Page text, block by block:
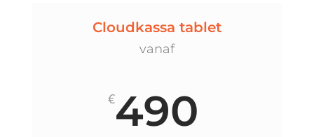
Cloudkassa tablet
vanaf
€490